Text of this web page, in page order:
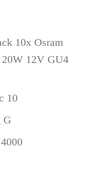
10x Osram
20W 12V GU4
10
G